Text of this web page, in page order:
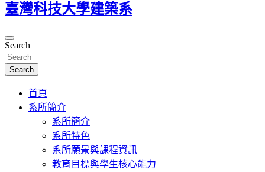
臺灣科技大學建築系
Search
Search
首頁
系所簡介
系所簡介
系所特色
系所願景與課程資訊
教育目標與學生核心能力